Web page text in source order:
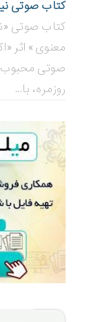
کتاب صوتی
کتاب صوتی
معنوی» اثر
صوتی
روزمره، با...